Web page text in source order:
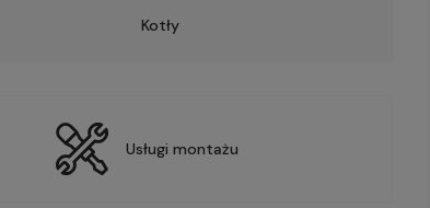
Kotły
Usługi montażu